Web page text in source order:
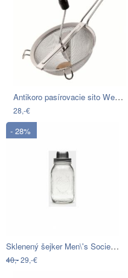
Antikoro pasírovacie sito Westmark
28,-€
- 28%
Sklenený šejker Men\'s Society Mason,…
40,-29,-€